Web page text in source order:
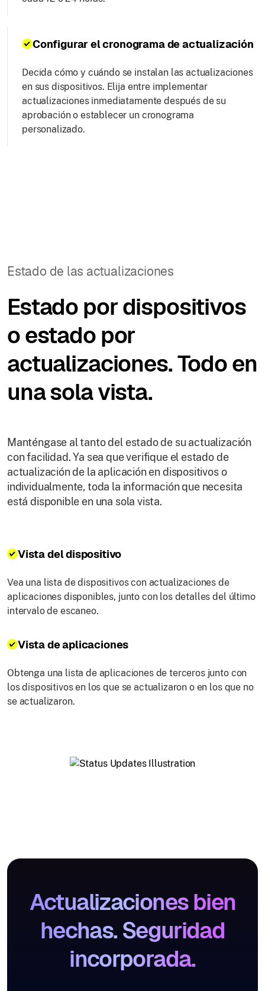
Configurar el cronograma de actualización
Decida cómo y cuándo se instalan las actualizaciones
en sus dispositivos. Elija entre implementar
actualizaciones inmediatamente después de su
aprobación o establecer un cronograma
personalizado.
Estado de las actualizaciones
Estado por dispositivos
o estado por
actualizaciones. Todo en
una sola vista.
Manténgase al tanto del estado de su actualización
con facilidad. Ya sea que verifique el estado de
actualización de la aplicación en dispositivos o
individualmente, toda la información que necesita
está disponible en una sola vista.
Vista del dispositivo
Vea una lista de dispositivos con actualizaciones de
aplicaciones disponibles, junto con los detalles del último
intervalo de escaneo.
Vista de aplicaciones
Obtenga una lista de aplicaciones de terceros junto con
los dispositivos en los que se actualizaron o en los que no
se actualizaron.
Actualizaciones bien
hechas. Seguridad
incorporada.